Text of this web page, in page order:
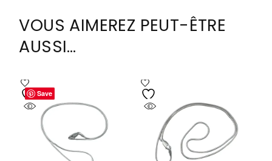
VOUS AIMEREZ PEUT-ÊTRE
AUSSI…
Save
Save